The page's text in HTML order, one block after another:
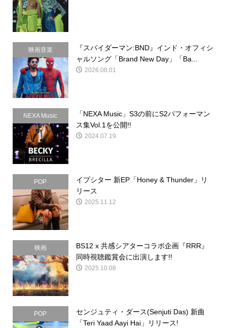
映画音楽
『スパイダーマン:BND』インド・オフィシ
ャルソング「Brand New Day」「Ba...
2026.08.01
NEXA Music
「NEXA Music」S3の前にS2パフォーマン
ス集Vol.1を公開!!
2024.07.19
POP
イプシター 新EP「Honey & Thunder」リ
リース
2025.11.12
映画
BS12 x 共感シアターコラボ企画『RRR』
同時視聴鑑賞会に出演します!!
2025.10.08
POP
センジュティ・ダース(Senjuti Das) 新曲
「Teri Yaad Aayi Hai」リリース!